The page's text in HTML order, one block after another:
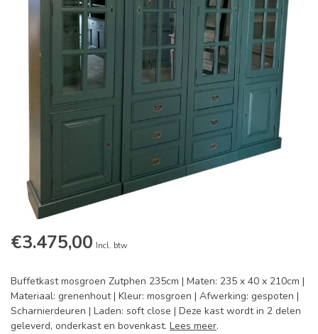
€3.475,00 Incl. btw
Buffetkast mosgroen Zutphen 235cm | Maten: 235 x 40 x 210cm |
Materiaal: grenenhout | Kleur: mosgroen | Afwerking: gespoten |
Scharnierdeuren | Laden: soft close | Deze kast wordt in 2 delen
geleverd, onderkast en bovenkast. Lees meer.